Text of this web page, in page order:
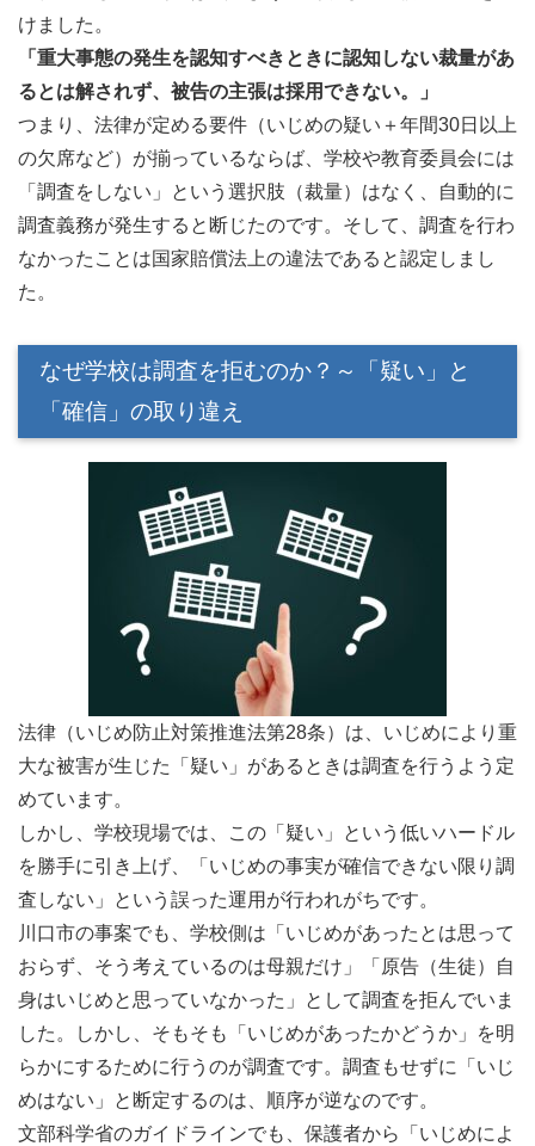
けました。
「重大事態の発生を認知すべきときに認知しない裁量があ
るとは解されず、被告の主張は採用できない。」
つまり、法律が定める要件（いじめの疑い＋年間30日以上
の欠席など）が揃っているならば、学校や教育委員会には
「調査をしない」という選択肢（裁量）はなく、自動的に
調査義務が発生すると断じたのです。そして、調査を行わ
なかったことは国家賠償法上の違法であると認定しまし
た。
なぜ学校は調査を拒むのか？～「疑い」と
「確信」の取り違え
法律（いじめ防止対策推進法第28条）は、いじめにより重
大な被害が生じた「疑い」があるときは調査を行うよう定
めています。
しかし、学校現場では、この「疑い」という低いハードル
を勝手に引き上げ、「いじめの事実が確信できない限り調
査しない」という誤った運用が行われがちです。
川口市の事案でも、学校側は「いじめがあったとは思って
おらず、そう考えているのは母親だけ」「原告（生徒）自
身はいじめと思っていなかった」として調査を拒んでいま
した。しかし、そもそも「いじめがあったかどうか」を明
らかにするために行うのが調査です。調査もせずに「いじ
めはない」と断定するのは、順序が逆なのです。
文部科学省のガイドラインでも、保護者から「いじめによ